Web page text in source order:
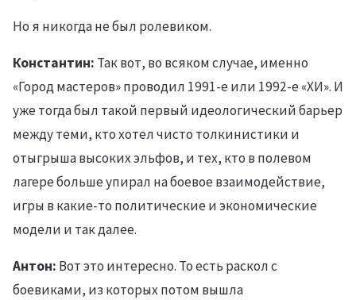
Но я никогда не был ролевиком.
Константин: Так вот, во всяком случае, именно
«Город мастеров» проводил 1991-е или 1992-е «ХИ». И
уже тогда был такой первый идеологический барьер
между теми, кто хотел чисто толкинистики и
отыгрыша высоких эльфов, и тех, кто в полевом
лагере больше упирал на боевое взаимодействие,
игры в какие-то политические и экономические
модели и так далее.
Антон: Вот это интересно. То есть раскол с
боевиками, из которых потом вышла